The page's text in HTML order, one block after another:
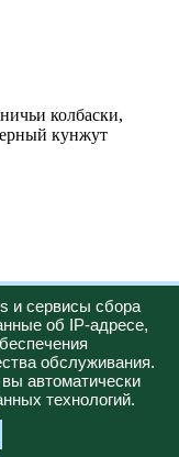
колбаски,
кунжут
и сервисы сбора
об IP-адресе,
обслуживания.
автоматически
технологий.